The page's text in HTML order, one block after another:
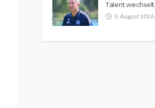
Talent
9. August 2026